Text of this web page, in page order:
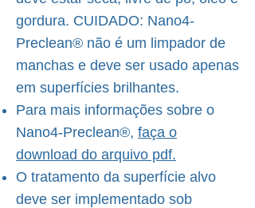
gordura. CUIDADO: Nano4-
Preclean® não é um limpador de
manchas e deve ser usado apenas
em superfícies brilhantes.
Para mais informações sobre o
Nano4-Preclean®, faça o
download do arquivo pdf.
O tratamento da superfície alvo
deve ser implementado sob